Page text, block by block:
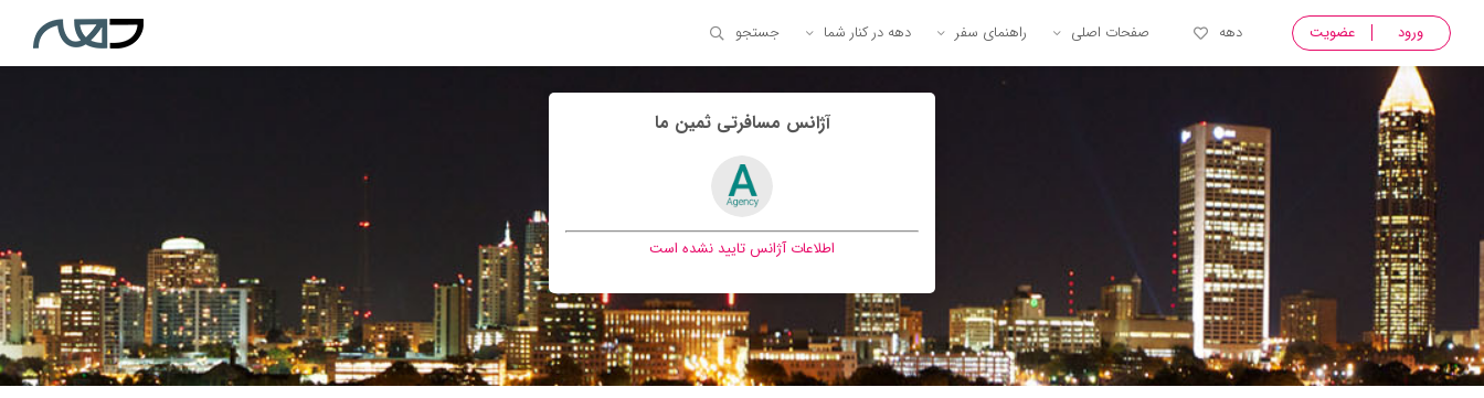
ورود عضویت دهه صفحات اصلی راهنمای سفر دهه در کنار شما جستجو
آژانس مسافرتی ثمين ما
اطلاعات آژانس تایید نشده است